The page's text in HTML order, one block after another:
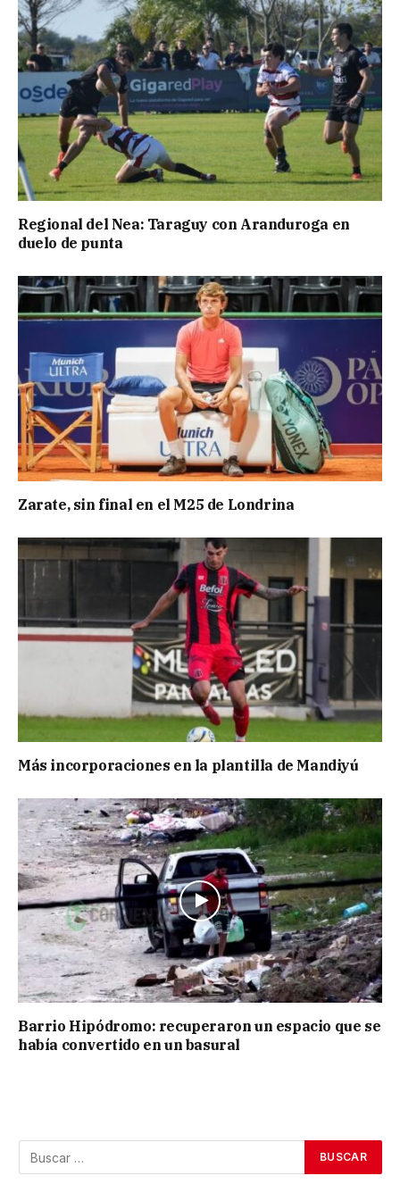
Regional del Nea: Taraguy con Aranduroga en
duelo de punta
Zarate, sin final en el M25 de Londrina
Más incorporaciones en la plantilla de Mandiyú
Barrio Hipódromo: recuperaron un espacio que se
había convertido en un basural